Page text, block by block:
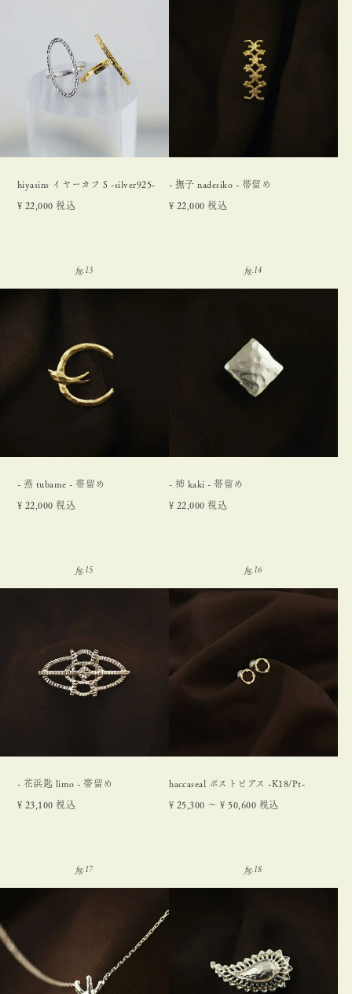
hiyasins イヤーカフ S -silver925-
¥ 22,000 税込
- 撫子 nadesiko - 帯留め
¥ 22,000 税込
- 燕 tubame - 帯留め
¥ 22,000 税込
- 柿 kaki - 帯留め
¥ 22,000 税込
- 花浜匙 limo - 帯留め
¥ 23,100 税込
haccaseal ポストピアス -K18/Pt-
¥ 25,300 〜 ¥ 50,600 税込